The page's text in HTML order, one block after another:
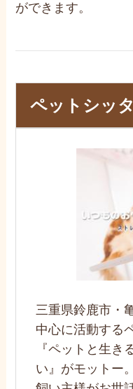
ができます。
ペットシッ
三重県鈴鹿市・
中心に活動する
『ペットと生き
い』がモットー。